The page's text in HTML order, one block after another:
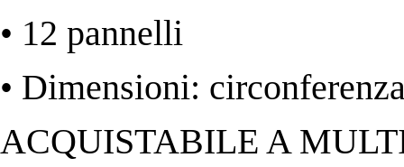
• 12 pannelli
• Dimensioni:
ACQUISTABILE A